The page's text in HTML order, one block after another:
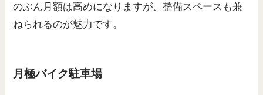
のぶん月額は高めになりますが、整備スペースも兼
ねられるのが魅力です。
月極バイク駐車場